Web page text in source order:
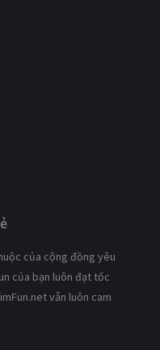
của cộng đồng yêu
của bạn luôn đạt tốc
vẫn luôn cam